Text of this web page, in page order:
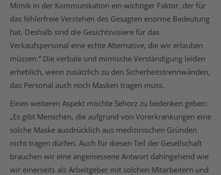
Mimik in der Kommunikation ein wichtiger Faktor, der für
das fehlerfreie Verstehen des Gesagten enorme Bedeutung
hat. Deshalb sind die Gesichtsvisiere für das
Verkaufspersonal eine echte Alternative, die wir erlauben
müssen.“ Die verbale und mimische Verständigung leiden
erheblich, wenn zusätzlich zu den Sicherheitstrennwänden,
das Personal auch noch Masken tragen muss.
Einen weiteren Aspekt möchte Sehorz zu bedenken geben:
„Es gibt Menschen, die aufgrund von Vorerkrankungen eine
solche Maske ausdrücklich aus medizinischen Gründen
nicht tragen dürfen. Auch für diesen Teil der Gesellschaft
brauchen wir eine angemessene Antwort dahingehend wie
wir einerseits als Arbeitgeber mit solchen Mitarbeitern und